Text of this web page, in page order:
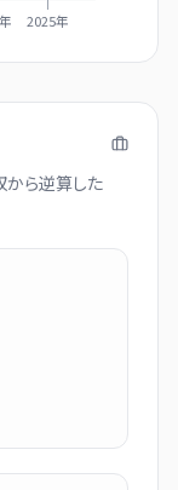
2025年
から逆算した